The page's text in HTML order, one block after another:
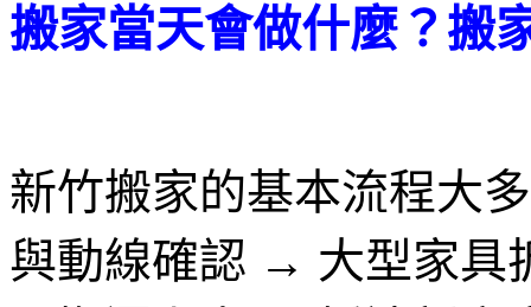
搬家當天會做什麼？搬
新竹搬家的基本流程大
與動線確認 → 大型家